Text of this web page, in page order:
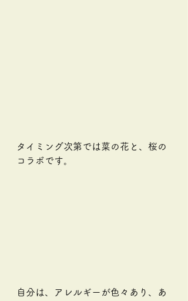
タイミング次第では菜の花と、桜の
コラボです。
自分は、アレルギーが色々あり、あ